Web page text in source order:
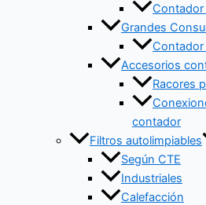
Contador
Grandes
Contador
Accesorios
Racores
contador
Filtros autolimpiables
Según CTE
Industriales
Calefacción